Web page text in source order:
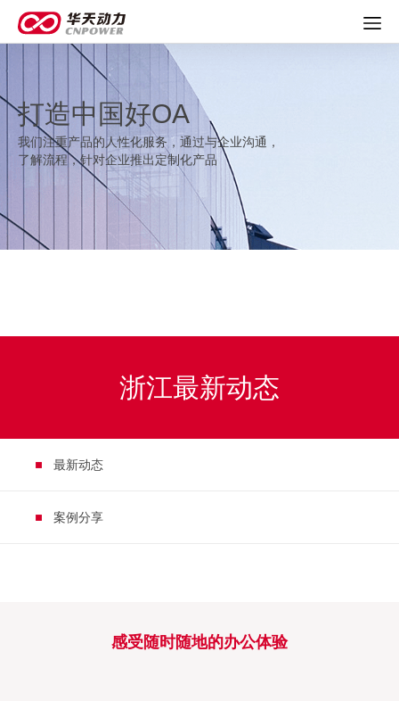
打造中国好OA
我们注重产品的人性化服务，通过与企业沟通，
了解流程，针对企业推出定制化产品
浙江最新动态
最新动态
案例分享
感受随时随地的办公体验